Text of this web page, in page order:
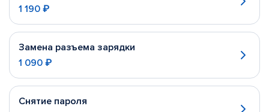
1 190 ₽
Замена разъема зарядки
1 090 ₽
Снятие пароля